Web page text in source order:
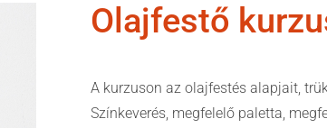
Olajfestő
A kurzuson az olajfestés alapjait,
Színkeverés, megfelelő paletta,